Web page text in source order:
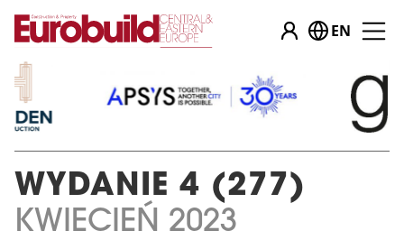
EN
WYDANIE 4 (277)
KWIECIEŃ 2023